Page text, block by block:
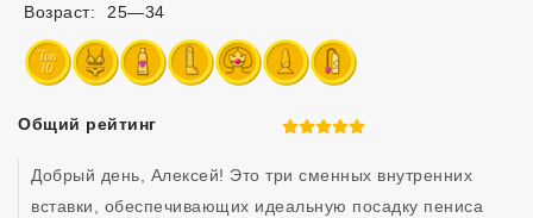
Возраст:
25—34
Общий рейтинг 5 из 5
Добрый день, Алексей! Это три сменных внутренних
вставки, обеспечивающих идеальную посадку пениса